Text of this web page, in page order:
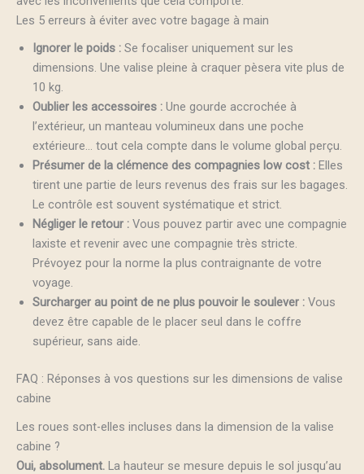
Les 5 erreurs à éviter avec votre bagage à main
Ignorer le poids : Se focaliser uniquement sur les
dimensions. Une valise pleine à craquer pèsera vite plus de
10 kg.
Oublier les accessoires : Une gourde accrochée à
l’extérieur, un manteau volumineux dans une poche
extérieure… tout cela compte dans le volume global perçu.
Présumer de la clémence des compagnies low cost : Elles
tirent une partie de leurs revenus des frais sur les bagages.
Le contrôle est souvent systématique et strict.
Négliger le retour : Vous pouvez partir avec une compagnie
laxiste et revenir avec une compagnie très stricte.
Prévoyez pour la norme la plus contraignante de votre
voyage.
Surcharger au point de ne plus pouvoir le soulever : Vous
devez être capable de le placer seul dans le coffre
supérieur, sans aide.
FAQ : Réponses à vos questions sur les dimensions de valise
cabine
Les roues sont-elles incluses dans la dimension de la valise
cabine ?
Oui, absolument. La hauteur se mesure depuis le sol jusqu’au